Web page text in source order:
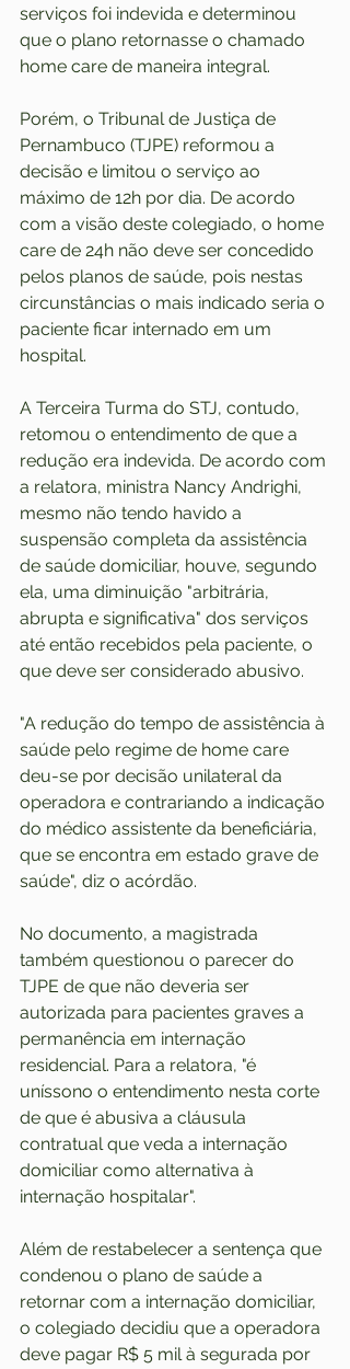
serviços foi indevida e determinou
que o plano retornasse o chamado
home care de maneira integral.
Porém, o Tribunal de Justiça de
Pernambuco (TJPE) reformou a
decisão e limitou o serviço ao
máximo de 12h por dia. De acordo
com a visão deste colegiado, o home
care de 24h não deve ser concedido
pelos planos de saúde, pois nestas
circunstâncias o mais indicado seria o
paciente ficar internado em um
hospital.
A Terceira Turma do STJ, contudo,
retomou o entendimento de que a
redução era indevida. De acordo com
a relatora, ministra Nancy Andrighi,
mesmo não tendo havido a
suspensão completa da assistência
de saúde domiciliar, houve, segundo
ela, uma diminuição "arbitrária,
abrupta e significativa" dos serviços
até então recebidos pela paciente, o
que deve ser considerado abusivo.
"A redução do tempo de assistência à
saúde pelo regime de home care
deu-se por decisão unilateral da
operadora e contrariando a indicação
do médico assistente da beneficiária,
que se encontra em estado grave de
saúde", diz o acórdão.
No documento, a magistrada
também questionou o parecer do
TJPE de que não deveria ser
autorizada para pacientes graves a
permanência em internação
residencial. Para a relatora, "é
uníssono o entendimento nesta corte
de que é abusiva a cláusula
contratual que veda a internação
domiciliar como alternativa à
internação hospitalar".
Além de restabelecer a sentença que
condenou o plano de saúde a
retornar com a internação domiciliar,
o colegiado decidiu que a operadora
deve pagar R$ 5 mil à segurada por